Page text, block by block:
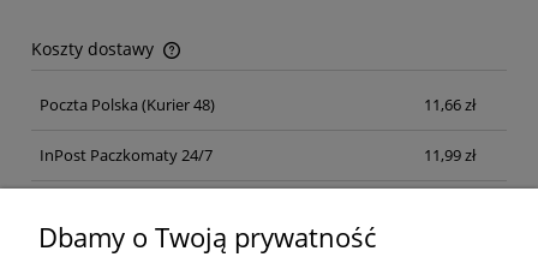
Koszty dostawy
Cena nie zawiera ewentualnych kosztów płatności
Poczta Polska (Kurier 48) 11,66 zł
InPost Paczkomaty 24/7 11,99 zł
Dbamy o Twoją prywatność